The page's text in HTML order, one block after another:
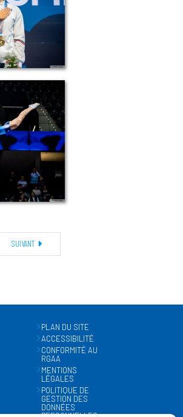
SUIVANT
PLAN DU SITE
ACCESSIBILITÉ
CONFORMITÉ AU
RGAA
MENTIONS
LÉGALES
POLITIQUE DE
GESTION DES
DONNÉES